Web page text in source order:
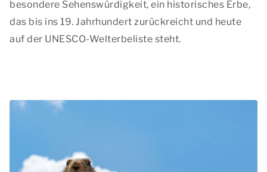
besondere Sehenswürdigkeit, ein historisches Erbe,
das bis ins 19. Jahrhundert zurückreicht und heute
auf der UNESCO-Welterbeliste steht.